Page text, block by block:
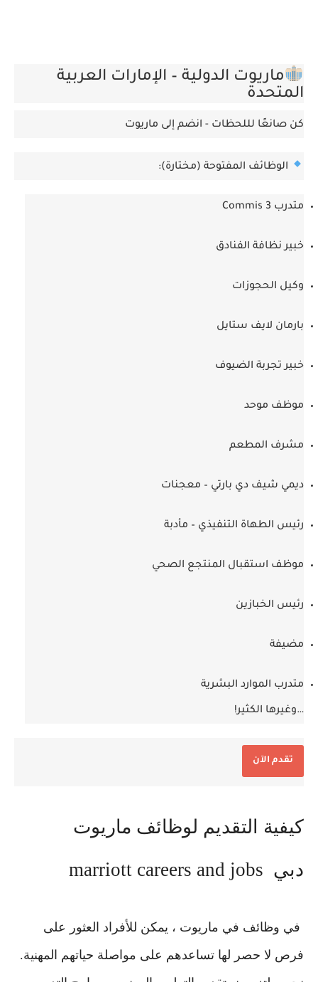
ماريوت الدولية – الإمارات العربية
المتحدة
كن صانعًا لللحظات - انضم إلى ماريوت
الوظائف المفتوحة (مختارة):
متدرب Commis 3
خبير نظافة الفنادق
وكيل الحجوزات
بارمان لايف ستايل
خبير تجربة الضيوف
موظف موحد
مشرف المطعم
ديمي شيف دي بارتي – معجنات
رئيس الطهاة التنفيذي – مأدبة
موظف استقبال المنتجع الصحي
رئيس الخبازين
مضيفة
متدرب الموارد البشرية
…وغيرها الكثير!
تقدم الآن
كيفية التقديم لوظائف ماريوت
دبي marriott careers and jobs
في وظائف في ماريوت ، يمكن للأفراد العثور على
فرص لا حصر لها تساعدهم على مواصلة حياتهم المهنية.